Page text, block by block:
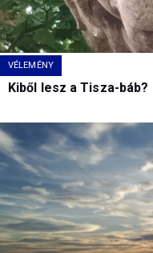
VÉLEMÉNY
Kiből lesz a Tisza-báb?